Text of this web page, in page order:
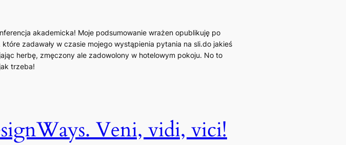
akademicka! Moje podsumowanie wrażen opublikuję po
zadawały w czasie mojego wystąpienia pytania na sli.do jakieś
herbę, zmęczony ale zadowolony w hotelowym pokoju. No to
trzeba!
Veni, vidi, vici!